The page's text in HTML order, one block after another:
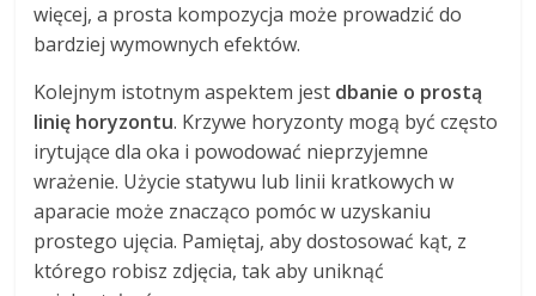
więcej, a prosta kompozycja może prowadzić do
bardziej wymownych efektów.
Kolejnym istotnym aspektem jest dbanie o prostą
linię horyzontu. Krzywe horyzonty mogą być często
irytujące dla oka i powodować nieprzyjemne
wrażenie. Użycie statywu lub linii kratkowych w
aparacie może znacząco pomóc w uzyskaniu
prostego ujęcia. Pamiętaj, aby dostosować kąt, z
którego robisz zdjęcia, tak aby uniknąć